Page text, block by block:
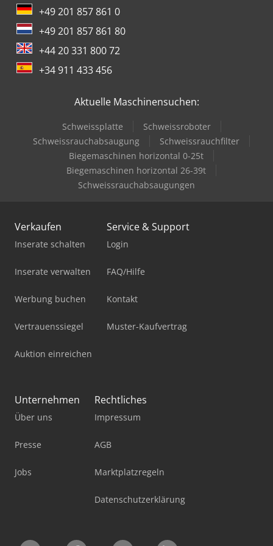
+49 201 857 861 0
+49 201 857 861 80
+44 20 331 800 72
+34 911 433 456
Aktuelle Maschinensuchen:
Schweissplatte
Schweissroboter
Schweissrauchabsaugung
Schweissrauchfilter
Biegemaschinen horizontal 0-25t
Biegemaschinen horizontal 26-39t
Schweissrauchabsaugungen
Verkaufen
Inserate schalten
Inserate verwalten
Werbung buchen
Vertrauenssiegel
Auktion einreichen
Service & Support
Login
FAQ/Hilfe
Kontakt
Muster-Kaufvertrag
Unternehmen
Über uns
Presse
Jobs
Rechtliches
Impressum
AGB
Marktplatzregeln
Datenschutzerklärung